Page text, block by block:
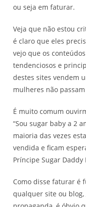
ou seja em faturar.
Veja que não estou
é claro que eles
vejo que os
tendenciosos e
destes sites vendem
mulheres não
É muito comum
“Sou sugar baby a 2
maioria das vezes
vendida e ficam
Príncipe Sugar Daddy
Como disse faturar é
qualquer site ou